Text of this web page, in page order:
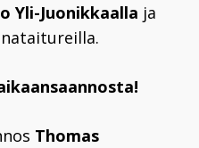
Yli-Juonikkaalla ja
Thomas